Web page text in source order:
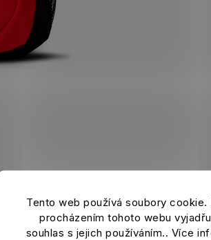
Tento web používá soubory cookie.
procházením tohoto webu
souhlas s jejich používáním.. Více